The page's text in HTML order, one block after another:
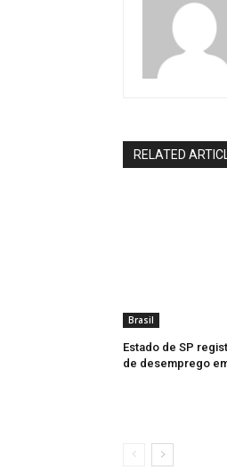
RELATED
Brasil
Estado de SP
de desemprego